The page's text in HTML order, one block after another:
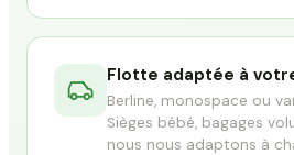
Flotte adaptée à
Berline, monospace ou
Sièges bébé, bagages
nous nous adaptons à